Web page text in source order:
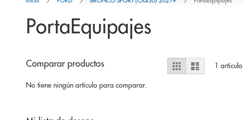
PortaEquipajes
Ver
como
ParrillaLista 1 artículo
Comparar productos
No tiene ningún artículo para comparar.